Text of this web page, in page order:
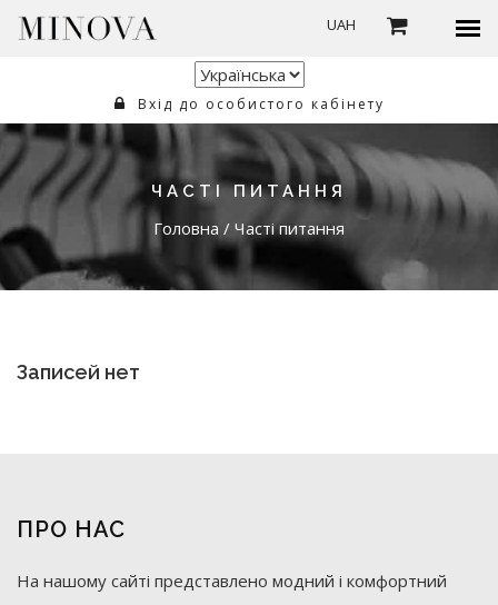
UAH
Вхід до особистого кабінету
ЧАСТІ ПИТАННЯ
Головна / Часті питання
Записей нет
ПРО НАС
На нашому сайті представлено модний і комфортний